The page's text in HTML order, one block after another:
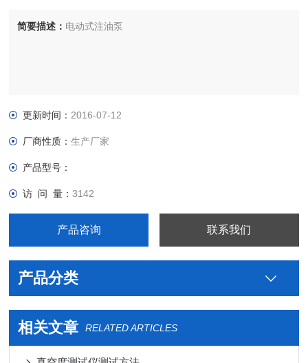
简要描述： 电动式注油泵
更新时间： 2016-07-12
厂商性质：生产厂家
产品型号：
访 问 量：3142
产品咨询 联系我们
产品分类
相关文章 RELATED ARTICLES